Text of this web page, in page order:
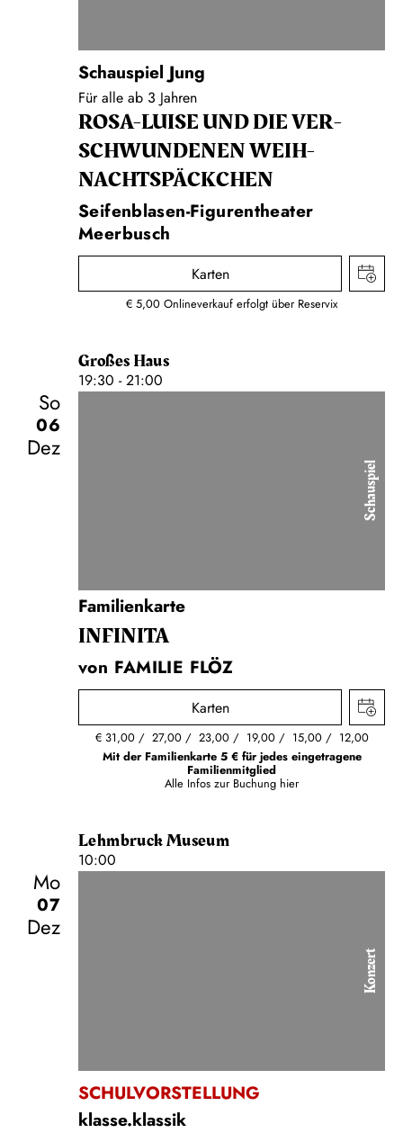
Schauspiel Jung
Für alle ab 3 Jahren
ROSA-LUISE UND DIE VER­
SCHWUN­DENEN WEIH­
NACHTS­PÄCKCHEN
Seifenblasen-Figurentheater
Meerbusch
Karten
€ 5,00 Onlineverkauf erfolgt über Reservix
Großes Haus
19:30 - 21:00
So
06
Dez
Schauspiel
Familienkarte
INFINITA
von FAMILIE FLÖZ
Karten
€ 31,00 27,00 23,00 19,00 15,00
12,00
Mit der Familienkarte 5 € für jedes eingetragene
Familienmitglied
Alle Infos zur Buchung hier
Lehmbruck Museum
10:00
Mo
07
Dez
Konzert
SCHULVORSTELLUNG
klasse.klassik